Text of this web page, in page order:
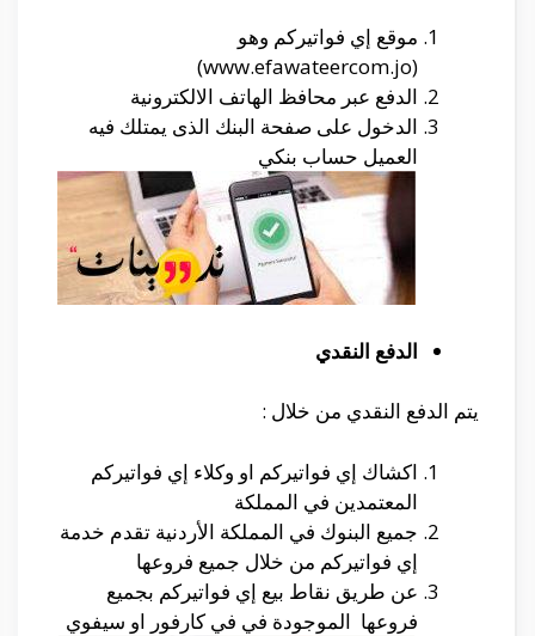
موقع إي فواتيركم وهو
(www.efawateercom.jo)
الدفع عبر محافظ الهاتف الالكترونية
الدخول على صفحة البنك الذى يمتلك فيه
العميل حساب بنكي
الدفع النقدي
يتم الدفع النقدي من خلال :
اكشاك إي فواتيركم او وكلاء إي فواتيركم
المعتمدين في المملكة
جميع البنوك في المملكة الأردنية تقدم خدمة
إي فواتيركم من خلال جميع فروعها
عن طريق نقاط بيع إي فواتيركم بجميع
فروعها الموجودة في في كارفور او سيفوي